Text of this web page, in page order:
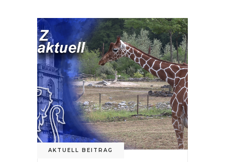
AKTUELL BEITRAG